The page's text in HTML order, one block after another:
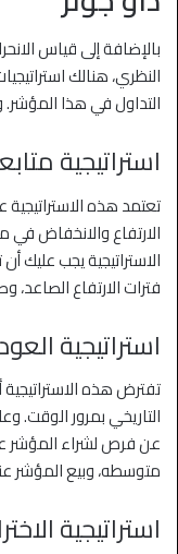
النظري، هنالك
التداول في هذا المؤشر.
استراتيجية
تعتمد هذه
الارتفاع والانخفاض
الاستراتيجية يجب
فترات الارتفاع
استراتيجية
تفترض هذه
التاريخي بمرور الوقت.
عن فرص لشراء المؤشر
متوسطه، وبيع المؤشر
استراتيجية